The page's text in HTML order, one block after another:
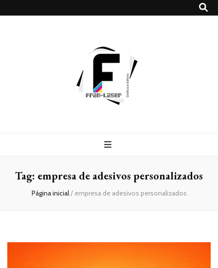
Tag: empresa de adesivos personalizados
Página inicial/ empresa de adesivos personalizados